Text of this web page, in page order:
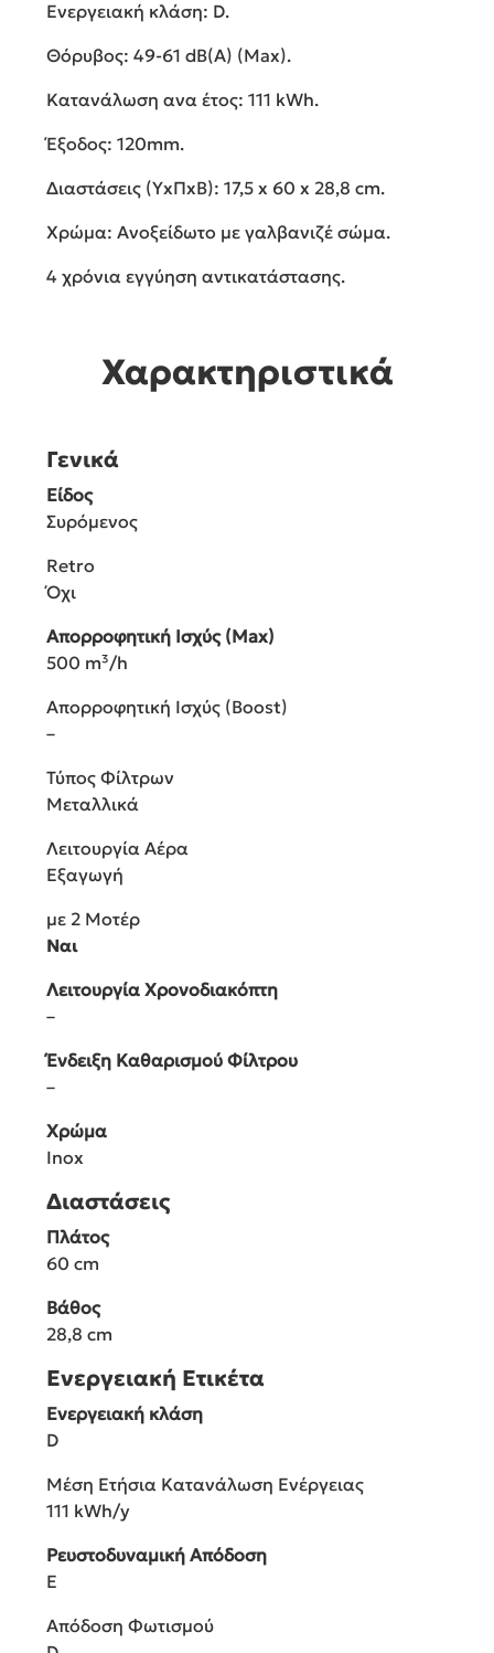
Ενεργειακή κλάση: D.
Θόρυβος: 49-61 dB(A) (Max).
Κατανάλωση ανα έτος: 111 kWh.
Έξοδος: 120mm.
Διαστάσεις (ΥxΠxΒ): 17,5 x 60 x 28,8 cm.
Χρώμα: Ανοξείδωτο με γαλβανιζέ σώμα.
4 χρόνια εγγύηση αντικατάστασης.
Χαρακτηριστικά
Γενικά
Είδος
Συρόμενος
Retro
Όχι
Απορροφητική Ισχύς (Max)
500 m³/h
Απορροφητική Ισχύς (Boost)
–
Τύπος Φίλτρων
Μεταλλικά
Λειτουργία Αέρα
Εξαγωγή
με 2 Μοτέρ
Ναι
Λειτουργία Χρονοδιακόπτη
–
Ένδειξη Καθαρισμού Φίλτρου
–
Χρώμα
Inox
Διαστάσεις
Πλάτος
60 cm
Βάθος
28,8 cm
Ενεργειακή Ετικέτα
Ενεργειακή κλάση
D
Μέση Ετήσια Κατανάλωση Ενέργειας
111 kWh/y
Ρευστοδυναμική Απόδοση
E
Απόδοση Φωτισμού